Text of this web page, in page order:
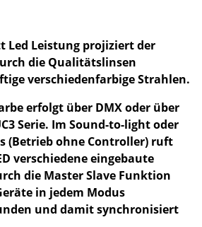
Led Leistung projiziert der
die Qualitätslinsen
verschiedenfarbige Strahlen.
erfolgt über DMX oder über
Serie. Im Sound-to-light oder
(Betrieb ohne Controller) ruft
verschiedene eingebaute
die Master Slave Funktion
in jedem Modus
und damit synchronisiert